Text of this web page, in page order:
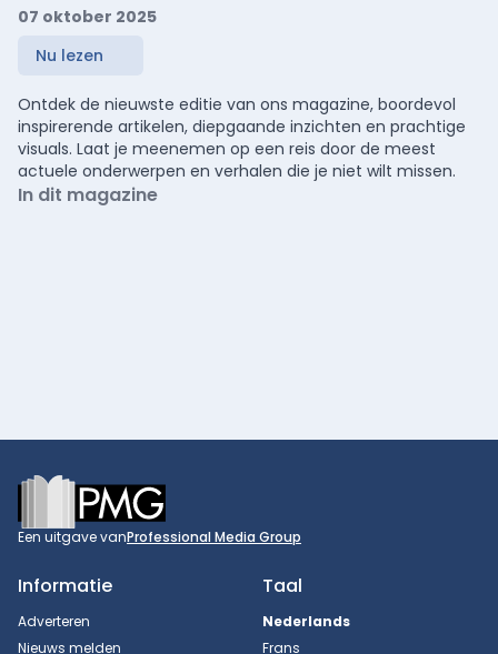
07 oktober 2025
Nu lezen
Ontdek de nieuwste editie van ons magazine, boordevol
inspirerende artikelen, diepgaande inzichten en prachtige
visuals. Laat je meenemen op een reis door de meest
actuele onderwerpen en verhalen die je niet wilt missen.
In dit magazine
Footer
Een uitgave vanProfessional Media Group
Informatie
Adverteren
Nieuws melden
Taal
Nederlands
Frans